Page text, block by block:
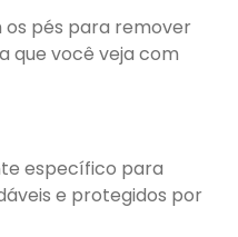
os pés para remover
que você veja com
específico para
e protegidos por